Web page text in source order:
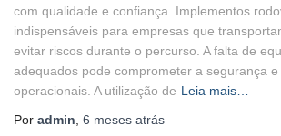
com qualidade e confiança. Implementos
indispensáveis para empresas que
evitar riscos durante o percurso. A falta de
adequados pode comprometer a segurança
operacionais. A utilização de Leia mais…
Por admin, 6 meses atrás